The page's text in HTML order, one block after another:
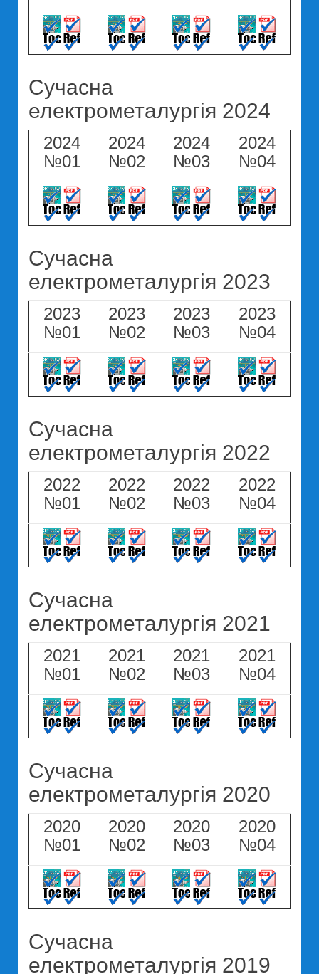
Сучасна
електрометалургія 2024
2024
№01
2024
№02
2024
№03
2024
№04
Сучасна
електрометалургія 2023
2023
№01
2023
№02
2023
№03
2023
№04
Сучасна
електрометалургія 2022
2022
№01
2022
№02
2022
№03
2022
№04
Сучасна
електрометалургія 2021
2021
№01
2021
№02
2021
№03
2021
№04
Сучасна
електрометалургія 2020
2020
№01
2020
№02
2020
№03
2020
№04
Сучасна
електрометалургія 2019